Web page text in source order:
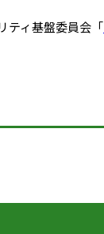
ティ基盤委員会「